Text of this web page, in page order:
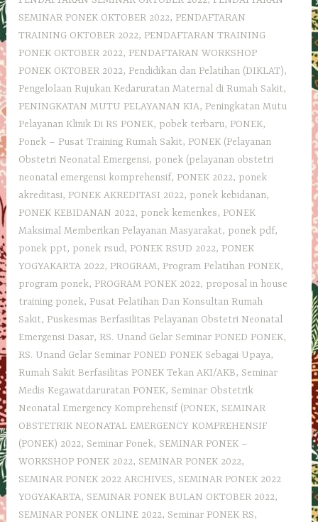
SEMINAR PONEK OKTOBER 2022, PENDAFTARAN
TRAINING OKTOBER 2022, PENDAFTARAN TRAINING
PONEK OKTOBER 2022, PENDAFTARAN WORKSHOP
PONEK OKTOBER 2022, Pendidikan dan Pelatihan (DIKLAT),
Pengelolaan Rujukan Kedaruratan Maternal di Rumah Sakit,
PENINGKATAN MUTU PELAYANAN KIA, Peningkatan Mutu
Pelayanan Klinik Di RS PONEK, pobek terbaru, PONEK,
Ponek – Pusat Training Rumah Sakit, PONEK (Pelayanan
Obstetri Neonatal Emergensi, ponek (pelayanan obstetri
neonatal emergensi komprehensif, PONEK 2022, ponek
akreditasi, PONEK AKREDITASI 2022, ponek kebidanan,
PONEK KEBIDANAN 2022, ponek kemenkes, PONEK
Maksimal Memberikan Pelayanan Masyarakat, ponek pdf,
ponek ppt, ponek rsud, PONEK RSUD 2022, PONEK
YOGYAKARTA 2022, PROGRAM, Program Pelatihan PONEK,
program ponek, PROGRAM PONEK 2022, proposal in house
training ponek, Pusat Pelatihan Dan Konsultan Rumah
Sakit, Puskesmas Berfasilitas Pelayanan Obstetri Neonatal
Emergensi Dasar, RS. Unand Gelar Seminar PONED PONEK,
RS. Unand Gelar Seminar PONED PONEK Sebagai Upaya,
Rumah Sakit Berfasilitas PONEK Tekan AKI/AKB, Seminar
Medis Kegawatdaruratan PONEK, Seminar Obstetrik
Neonatal Emergency Komprehensif (PONEK, SEMINAR
OBSTETRIK NEONATAL EMERGENCY KOMPREHENSIF
(PONEK) 2022, Seminar Ponek, SEMINAR PONEK –
WORKSHOP PONEK 2022, SEMINAR PONEK 2022,
SEMINAR PONEK 2022 ARCHIVES, SEMINAR PONEK 2022
YOGYAKARTA, SEMINAR PONEK BULAN OKTOBER 2022,
SEMINAR PONEK ONLINE 2022, Seminar PONEK RS,